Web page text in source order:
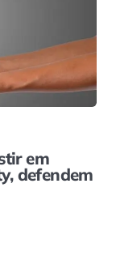
em
defendem